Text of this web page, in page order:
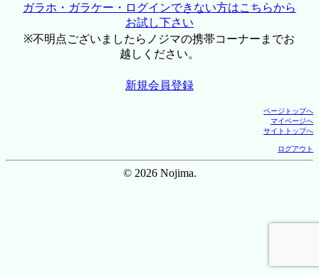
ガラホ・ガラケー・ログインできない方はこちらから
お試し下さい
※不明点ございましたらノジマの携帯コーナーまでお
越しください。
新規会員登録
ページトップへ
マイページへ
サイトトップへ
ログアウト
© 2026 Nojima.